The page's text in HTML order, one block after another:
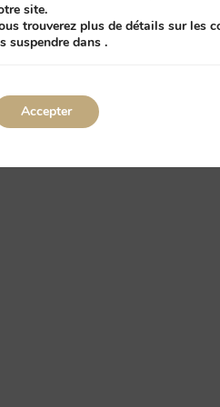
site.
trouverez plus de détails sur les
suspendre dans .
Accepter